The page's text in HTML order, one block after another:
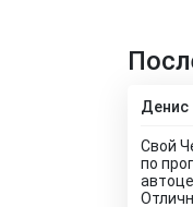
Денис
Свой
по